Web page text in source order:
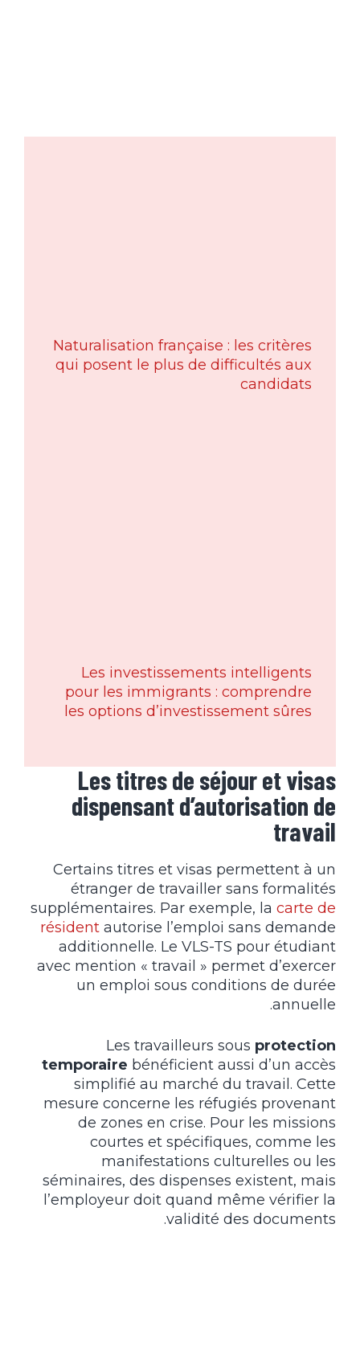
Naturalisation française : les critères
qui posent le plus de difficultés aux
candidats
Les investissements intelligents
pour les immigrants : comprendre
les options d’investissement sûres
Les titres de séjour et visas
dispensant d’autorisation de
travail
Certains titres et visas permettent à un
étranger de travailler sans formalités
supplémentaires. Par exemple, la carte de
résident autorise l’emploi sans demande
additionnelle. Le VLS-TS pour étudiant
avec mention « travail » permet d’exercer
un emploi sous conditions de durée
annuelle.
Les travailleurs sous protection
temporaire bénéficient aussi d’un accès
simplifié au marché du travail. Cette
mesure concerne les réfugiés provenant
de zones en crise. Pour les missions
courtes et spécifiques, comme les
manifestations culturelles ou les
séminaires, des dispenses existent, mais
l’employeur doit quand même vérifier la
validité des documents.